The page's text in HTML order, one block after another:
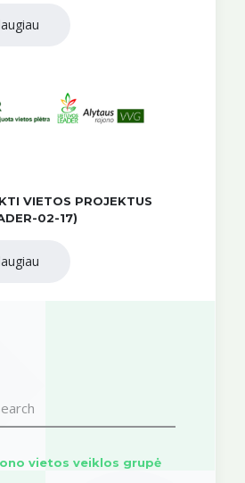
VIETOS PROJEKTUS
02-17)
vietos veiklos grupė